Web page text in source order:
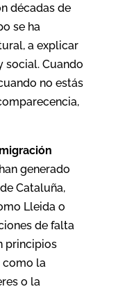
décadas de
se ha
a explicar
social. Cuando
no estás
generado
Cataluña,
Lleida o
de falta
principios
como la
o la